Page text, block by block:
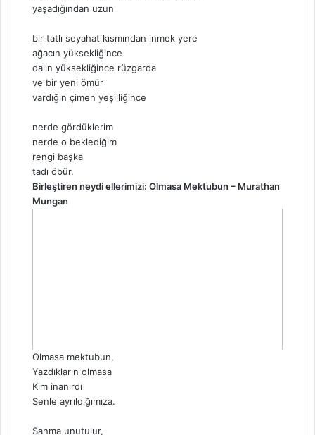
yaşadığından uzun
bir tatlı seyahat kısmından inmek yere
ağacın yüksekliğince
dalın yüksekliğince rüzgarda
ve bir yeni ömür
vardığın çimen yeşilliğince
nerde gördüklerim
nerde o beklediğim
rengi başka
tadı öbür.
Birleştiren neydi ellerimizi: Olmasa Mektubun – Murathan
Mungan
Olmasa mektubun,
Yazdıkların olmasa
Kim inanırdı
Senle ayrıldığımıza.
Sanma unutulur,